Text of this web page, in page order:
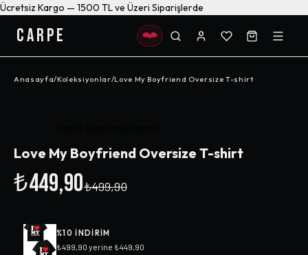
Ücretsiz Kargo — 1500 TL ve Üzeri Siparişlerde
CARPE
Anasayfa/Koleksiyonlar/Love My Boyfriend Oversize T-shirt
Love My Boyfriend Oversize T-shirt
₺449,90₺499,90
%10 INDIRIM
₺499,90 yerine ₺449,90